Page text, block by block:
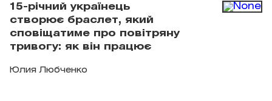
15-річний українець
створює браслет, який
сповіщатиме про повітряну
тривогу: як він працює
Юлия Любченко